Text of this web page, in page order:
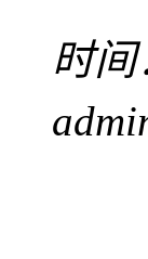
时间